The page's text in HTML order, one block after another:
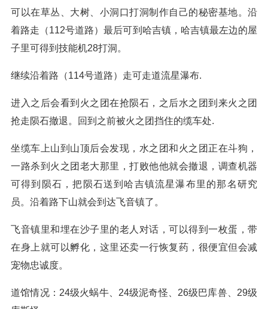
可以在草丛、大树、小洞口打洞制作自己的秘密基地。沿
着路走（112号道路）最后可到哈吉镇，哈吉镇最左边的屋
子里可得到技能机28打洞。
继续沿着路（114号道路）走可走道流星瀑布.
进入之后会看到火之团在抢陨石，之后水之团到来火之团
抢走陨石撤退。回到之前被火之团挡住的缆车处.
坐缆车上山到山顶后会发现，水之团和火之团正在斗狗，
一路杀到火之团老大那里，打败他他就会撤退，调查机器
可得到陨石，把陨石送到哈吉镇流星瀑布里的那名研究
员。沿着路下山就会到达飞音镇了。
飞音镇里和埋在沙子里的老人对话，可以得到一枚蛋，带
在身上就可以孵化，这里还卖一行恢复药，很便宜但会减
宠物忠诚度。
道馆情况：24级火蜗牛、24级泥奇怪、26级巴库兽、29级